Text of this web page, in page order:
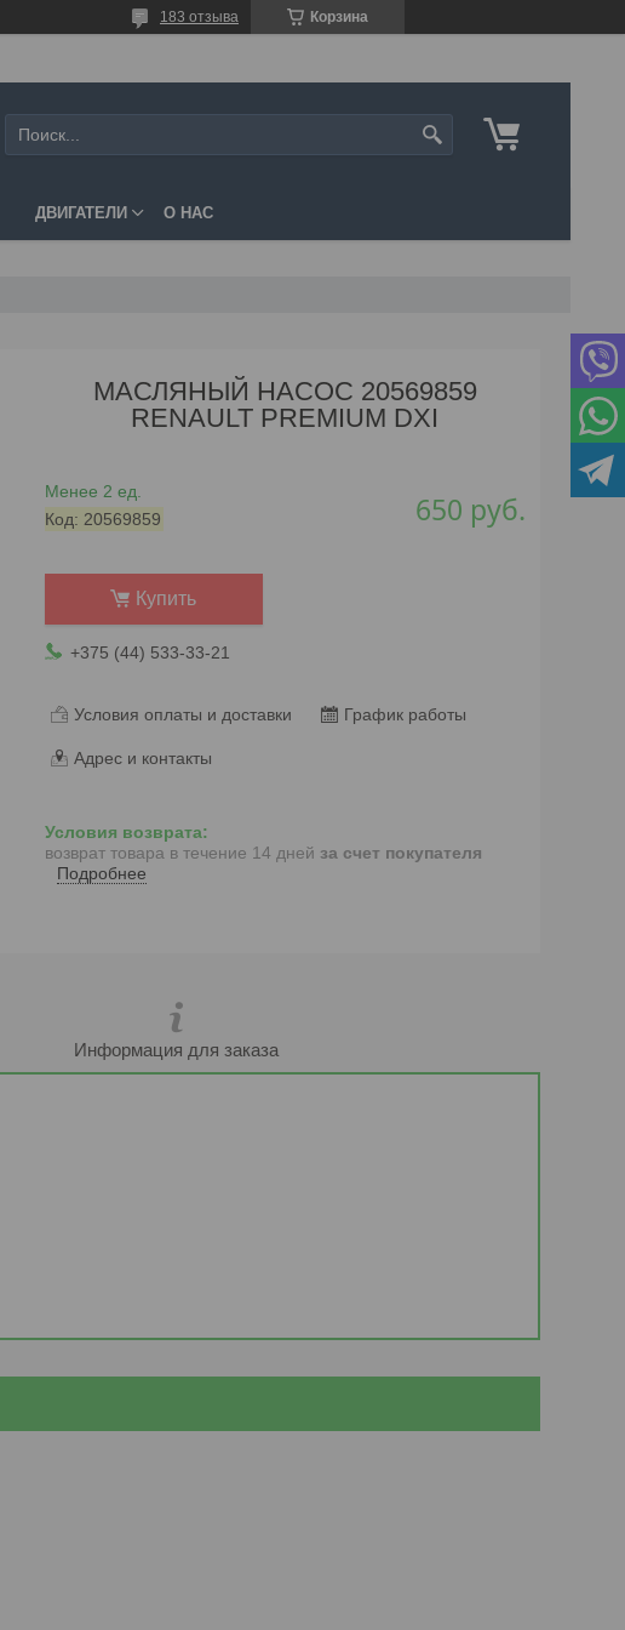
Корзина
183 отзыва
ДВИГАТЕЛИ О НАС
МАСЛЯНЫЙ НАСОС 20569859
RENAULT PREMIUM DXI
Менее 2 ед.
Код: 20569859 650 руб.
Купить
+375 (44) 533-33-21
Условия оплаты и доставки График работы
Адрес и контакты
возврат товара в течение 14 дней за счет покупателя
Подробнее
Информация для заказа